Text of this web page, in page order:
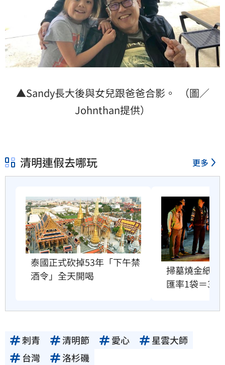
▲Sandy長大後與女兒跟爸爸合影。 （圖／
Johnthan提供）
清明連假去哪玩 更多
泰國正式砍掉53年「下午禁
酒令」全天開喝
掃墓燒金紙愈
匯率1袋＝300
刺青 清明節 愛心
星雲大師
台灣
洛杉磯